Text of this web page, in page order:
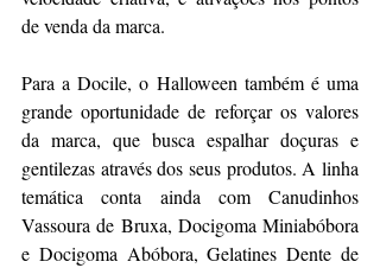
de venda da marca.
Para a Docile, o Halloween também é uma
grande oportunidade de reforçar os valores
da marca, que busca espalhar doçuras e
gentilezas através dos seus produtos. A linha
temática conta ainda com Canudinhos
Vassoura de Bruxa, Docigoma Miniabóbora
e Docigoma Abóbora, Gelatines Dente de